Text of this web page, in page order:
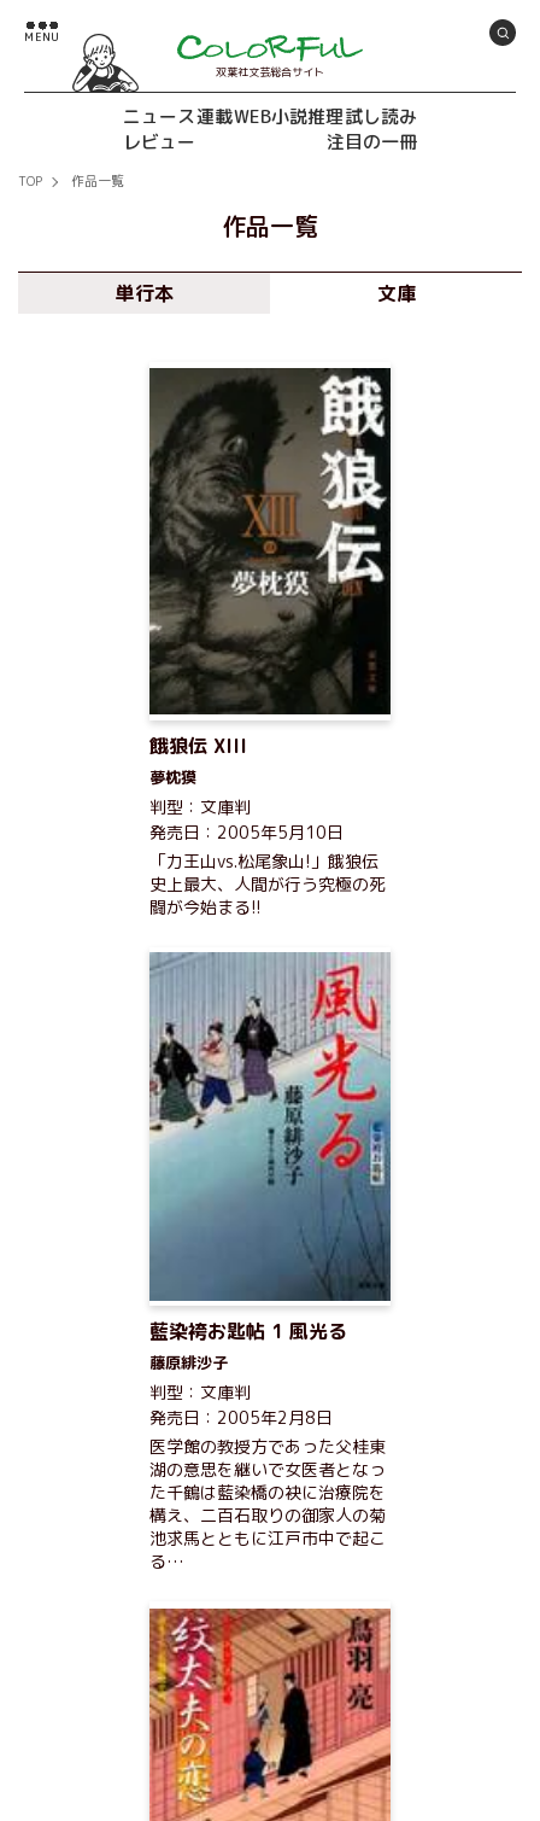
双葉社文芸総合サイト
ニュース連載WEB小説推理試し読み
レビュー
注目の一冊
TOP 作品一覧
作品一覧
単行本 文庫
餓狼伝 XIII
夢枕獏
判型：文庫判
発売日：2005年5月10日
「力王山vs.松尾象山!」餓狼伝
史上最大、人間が行う究極の死
闘が今始まる!!
藍染袴お匙帖 1 風光る
藤原緋沙子
判型：文庫判
発売日：2005年2月8日
医学館の教授方であった父桂東
湖の意思を継いで女医者となっ
た千鶴は藍染橋の袂に治療院を
構え、二百石取りの御家人の菊
池求馬とともに江戸市中で起こ
る…